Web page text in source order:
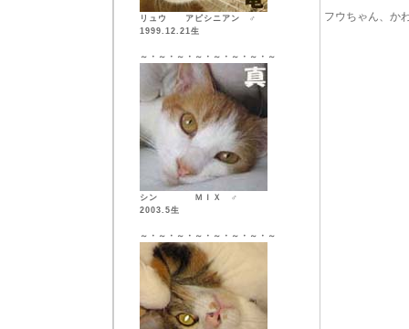
リュウ アビシニアン ♂
1999.12.21生
～・～・～・～・～・～・～・～
シン ＭＩＸ ♂
2003.5生
～・～・～・～・～・～・～・～
フウちゃん、か